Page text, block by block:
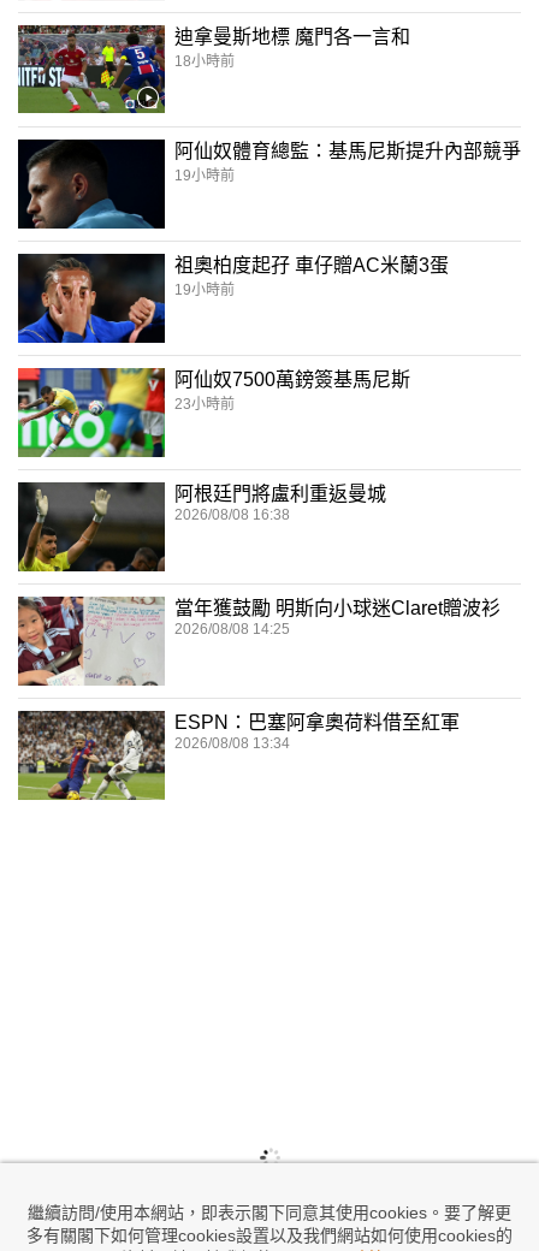
繼續訪問/使用本網站，即表示閣下同意其使用cookies。要了解更
多有關閣下如何管理cookies設置以及我們網站如何使用cookies的
迪拿曼斯地標 魔門各一言和
18小時前
阿仙奴體育總監：基馬尼斯提升內部競爭
19小時前
祖奧柏度起孖 車仔贈AC米蘭3蛋
19小時前
阿仙奴7500萬鎊簽基馬尼斯
23小時前
阿根廷門將盧利重返曼城
2026/08/08 16:38
當年獲鼓勵 明斯向小球迷Claret贈波衫
2026/08/08 14:25
ESPN：巴塞阿拿奧荷料借至紅軍
2026/08/08 13:34